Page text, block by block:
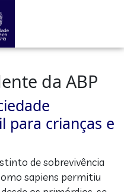
da ABP
para crianças e
de sobrevivência
sapiens permitiu